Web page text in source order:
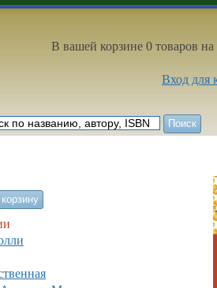
Вход для
В вашей корзине 0 товаров